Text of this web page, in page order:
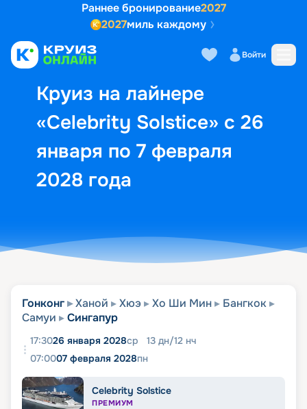
Раннее бронирование2027
2027миль каждому
Войти
Круиз на лайнере
«Celebrity Solstice» с 26
января по 7 февраля
2028 года
Выбор кают Маршрут и
Гонконг Ханой Хюэ Хо Ши Мин
Бангкок
Самуи
Сингапур
17:3026 января 2028ср 13 дн/12 нч
07:0007 февраля 2028пн
Celebrity Solstice
ПРЕМИУМ